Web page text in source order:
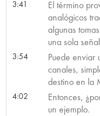
3:41
El término
analógicos
algunas
una sola
3:54
Puede enviar
canales,
destino en la
4:02
Entonces,
un ejemplo.